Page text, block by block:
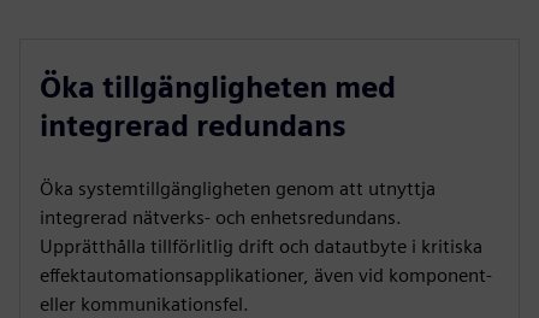
Öka tillgängligheten med
integrerad redundans
Öka systemtillgängligheten genom att utnyttja
integrerad nätverks- och enhetsredundans.
Upprätthålla tillförlitlig drift och datautbyte i kritiska
effektautomationsapplikationer, även vid komponent-
eller kommunikationsfel.